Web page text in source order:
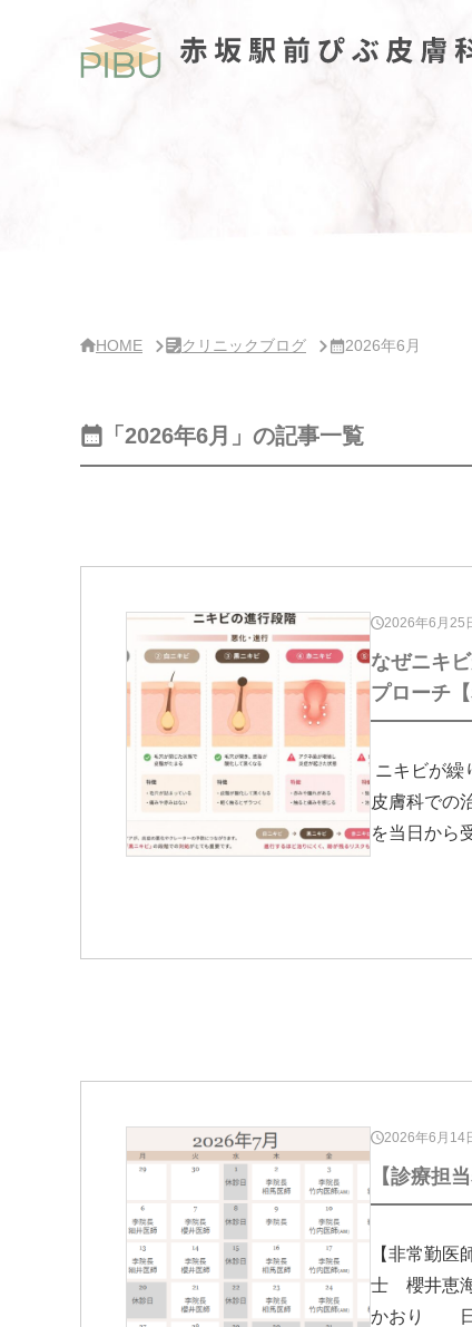
HOME クリニックブログ 2026年6月
「2026年6月」の記事一覧
2026年6月25
なぜニキ
プローチ
ニキビが繰
皮膚科での
を当日から
2026年6月14
【診療担
【非常勤
士 櫻井恵
かおり 日